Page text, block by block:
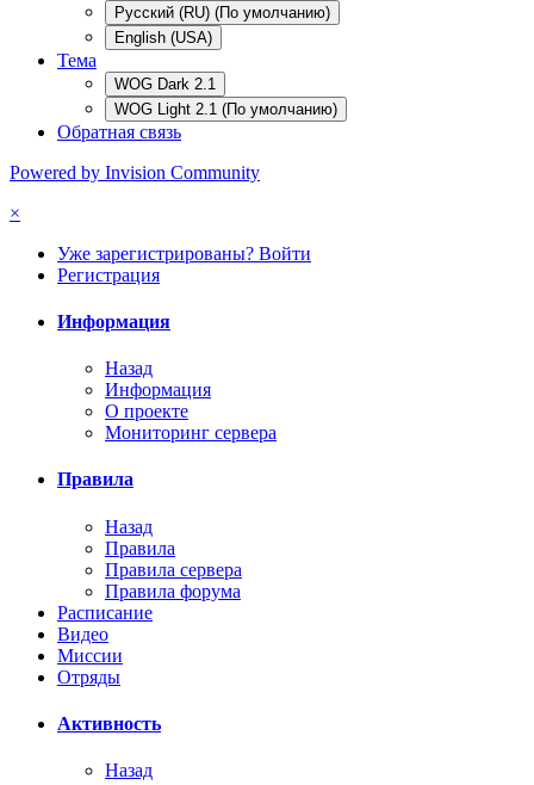
Русский (RU) (По умолчанию)
English (USA)
Тема
WOG Dark 2.1
WOG Light 2.1 (По умолчанию)
Обратная связь
Powered by Invision Community
×
Уже зарегистрированы? Войти
Регистрация
Информация
Назад
Информация
О проекте
Мониторинг сервера
Правила
Назад
Правила
Правила сервера
Правила форума
Расписание
Видео
Миссии
Отряды
Активность
Назад